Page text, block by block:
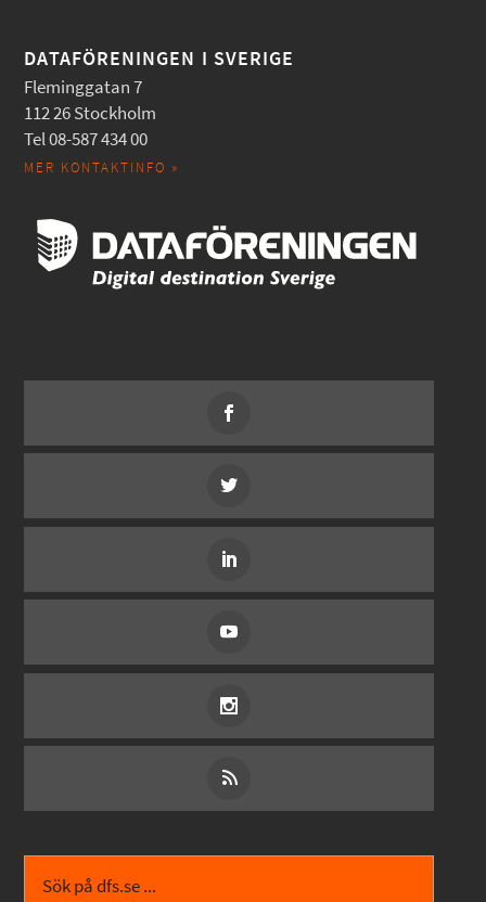
DATAFÖRENINGEN I SVERIGE
Fleminggatan 7
112 26 Stockholm
Tel 08-587 434 00
MER KONTAKTINFO »